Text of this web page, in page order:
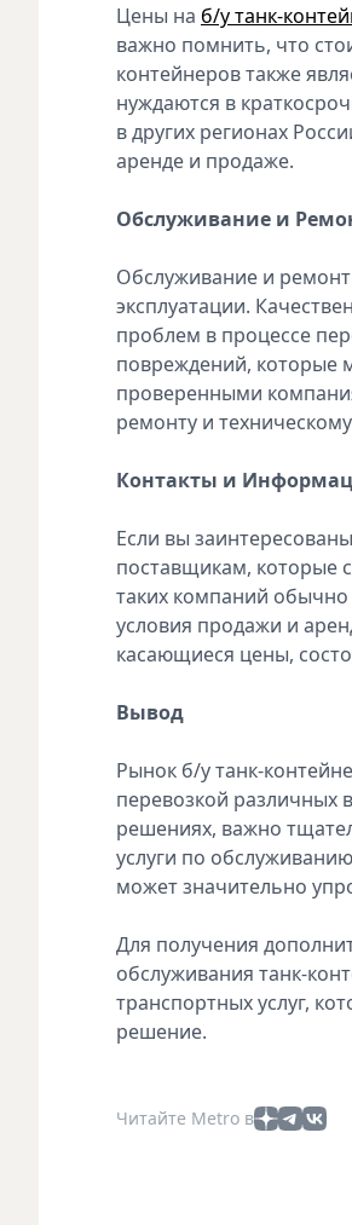
Цены на б/у танк-
важно помнить, что
контейнеров также
нуждаются в
в других регионах
аренде и продаже.
Обслуживание и
Обслуживание и
эксплуатации.
проблем в процессе
повреждений, которые
проверенными
ремонту и
Контакты и
Если вы
поставщикам, которые
таких компаний обычно
условия продажи и
касающиеся цены,
Вывод
Рынок б/у танк-
перевозкой различных
решениях, важно
услуги по
может значительно
Для получения
обслуживания танк-
транспортных услуг,
решение.
Читайте Metro в